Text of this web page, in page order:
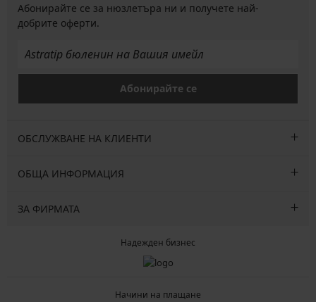
Абонирайте се за нюзлетъра ни и получете най-
добрите оферти.
Абонирайте се
ОБСЛУЖВАНЕ НА КЛИЕНТИ
ОБЩА ИНФОРМАЦИЯ
ЗА ФИРМАТА
Надежден бизнес
Начини на плащане